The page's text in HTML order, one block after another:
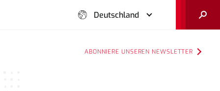
Deutschland Suche
ABONNIERE UNSEREN NEWSLETTER